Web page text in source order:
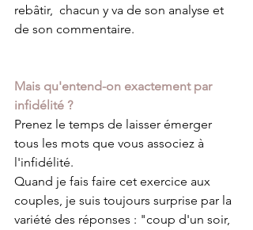
rebâtir,  chacun y va de son analyse et
de son commentaire.
Mais qu'entend-on exactement par
infidélité ?
Prenez le temps de laisser émerger
tous les mots que vous associez à
l'infidélité.
Quand je fais faire cet exercice aux
couples, je suis toujours surprise par la
variété des réponses : "coup d'un soir,